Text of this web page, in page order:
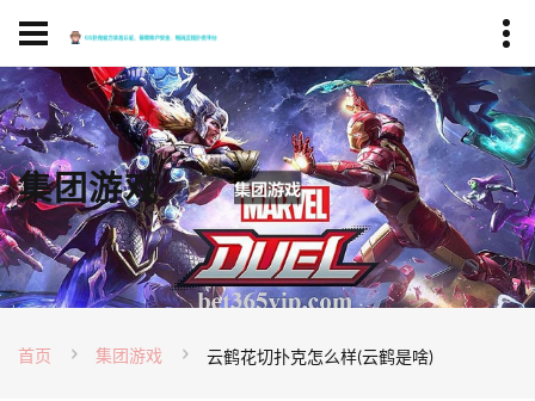
集团游戏
首页 集团游戏 云鹤花切扑克怎么样(云鹤是啥)